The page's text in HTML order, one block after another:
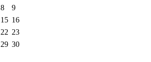
8
9
15 16
22 23
29 30